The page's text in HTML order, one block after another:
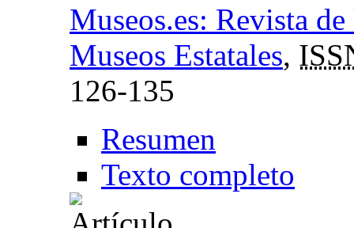
Museos.es: Revista
Museos Estatales,
126-135
Resumen
Texto completo